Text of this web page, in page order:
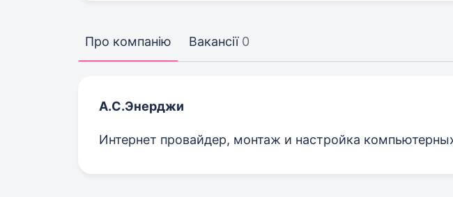
Про компанію Вакансії 0
А.С.Энерджи
Интернет провайдер, монтаж и настройка